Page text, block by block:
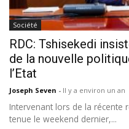
Société
RDC: Tshisekedi
de la nouvelle
l’Etat
Joseph Seven - Il y a environ un an
Intervenant lors de la récente
tenue le weekend dernier,...